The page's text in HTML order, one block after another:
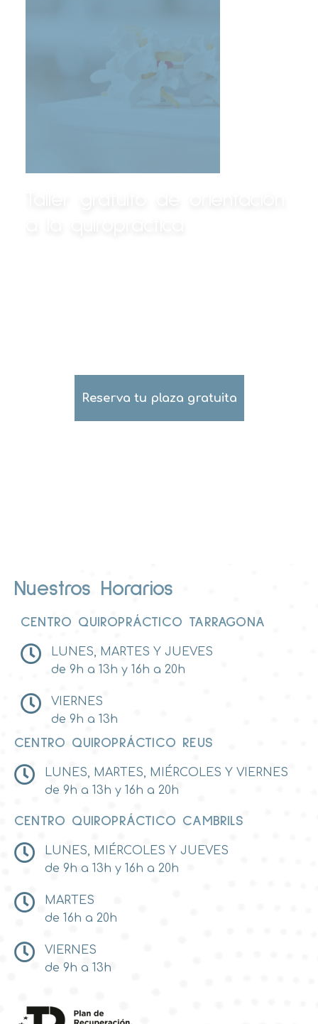
Reserva tu plaza gratuita
Nuestros Horarios
CENTRO QUIROPRÁCTICO TARRAGONA
LUNES, MARTES Y JUEVES
de 9h a 13h y 16h a 20h
VIERNES
de 9h a 13h
CENTRO QUIROPRÁCTICO REUS
LUNES, MARTES, MIÉRCOLES Y VIERNES
de 9h a 13h y 16h a 20h
CENTRO QUIROPRÁCTICO CAMBRILS
LUNES, MIÉRCOLES Y JUEVES
de 9h a 13h y 16h a 20h
MARTES
de 16h a 20h
VIERNES
de 9h a 13h